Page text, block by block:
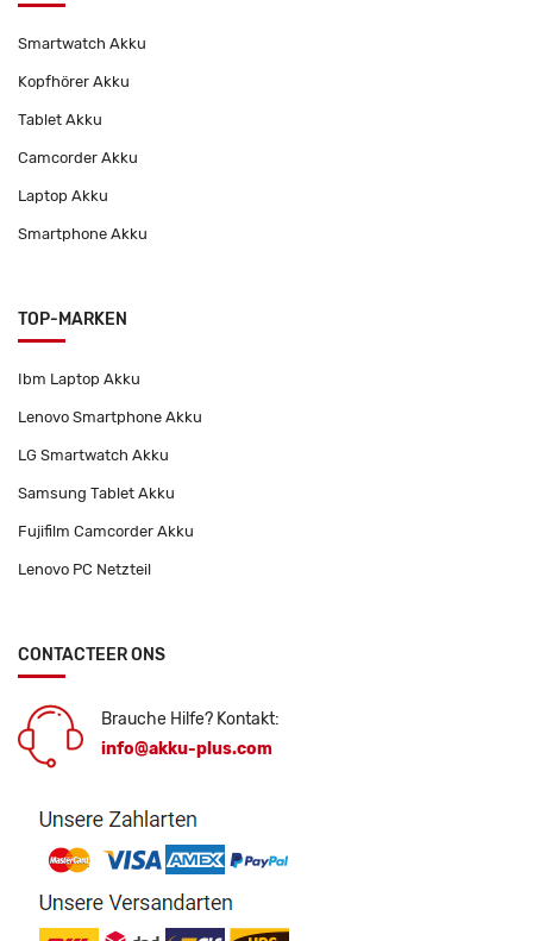
Smartwatch Akku
Kopfhörer Akku
Tablet Akku
Camcorder Akku
Laptop Akku
Smartphone Akku
TOP-MARKEN
Ibm Laptop Akku
Lenovo Smartphone Akku
LG Smartwatch Akku
Samsung Tablet Akku
Fujifilm Camcorder Akku
Lenovo PC Netzteil
CONTACTEER ONS
Brauche Hilfe? Kontakt:
info@akku-plus.com